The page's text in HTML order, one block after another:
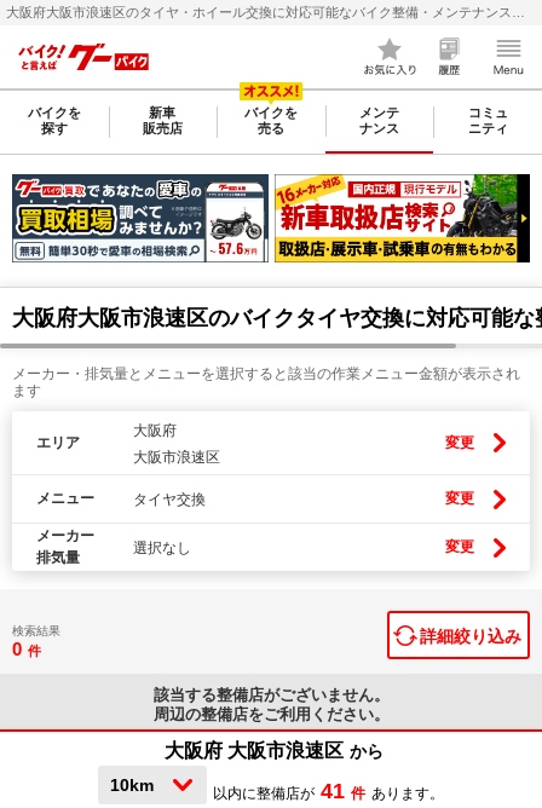
バイクを
探す
新車
販売店
バイクを
売る
メンテ
ナンス
コミュ
ニティ
大阪府大阪市浪速区のバイクタイヤ交換に対応可能な
メーカー・排気量とメニューを選択すると該当の作業メニュー金額が表示され
ます
エリア
大阪府
大阪市浪速区
変更
メニュー タイヤ交換 変更
メーカー
排気量
選択なし 変更
検索結果
0 件
詳細絞り込み
該当する整備店がございません。
周辺の整備店をご利用ください。
大阪府 大阪市浪速区 から
10km
以内に整備店が 41 件 あります。